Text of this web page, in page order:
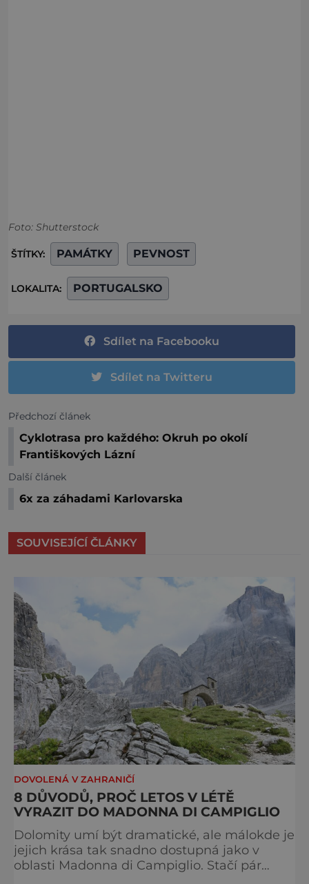
Foto: Shutterstock
ŠTÍTKY: PAMÁTKY PEVNOST
LOKALITA: PORTUGALSKO
Sdílet na Facebooku
Sdílet na Twitteru
Předchozí článek
Cyklotrasa pro každého: Okruh po okolí
Františkových Lázní
Další článek
6x za záhadami Karlovarska
SOUVISEJÍCÍ ČLÁNKY
DOVOLENÁ V ZAHRANIČÍ
8 DŮVODŮ, PROČ LETOS V LÉTĚ
VYRAZIT DO MADONNA DI CAMPIGLIO
Dolomity umí být dramatické, ale málokde je
jejich krása tak snadno dostupná jako v
oblasti Madonna di Campiglio. Stačí pár